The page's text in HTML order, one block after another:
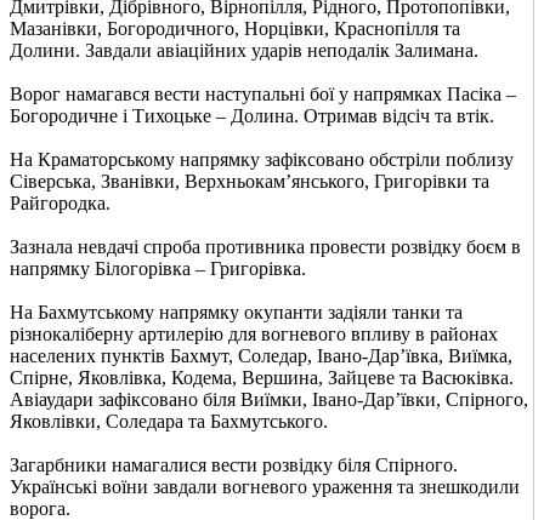
Дмитрівки, Дібрівного, Вірнопілля, Рідного, Протопопівки,
Мазанівки, Богородичного, Норцівки, Краснопілля та
Долини. Завдали авіаційних ударів неподалік Залимана.
Ворог намагався вести наступальні бої у напрямках Пасіка –
Богородичне і Тихоцьке – Долина. Отримав відсіч та втік.
На Краматорському напрямку зафіксовано обстріли поблизу
Сіверська, Званівки, Верхньокам’янського, Григорівки та
Райгородка.
Зазнала невдачі спроба противника провести розвідку боєм в
напрямку Білогорівка – Григорівка.
На Бахмутському напрямку окупанти задіяли танки та
різнокаліберну артилерію для вогневого впливу в районах
населених пунктів Бахмут, Соледар, Івано-Дар’ївка, Виїмка,
Спірне, Яковлівка, Кодема, Вершина, Зайцеве та Васюківка.
Авіаудари зафіксовано біля Виїмки, Івано-Дар’ївки, Спірного,
Яковлівки, Соледара та Бахмутського.
Загарбники намагалися вести розвідку біля Спірного.
Українські воїни завдали вогневого ураження та знешкодили
ворога.